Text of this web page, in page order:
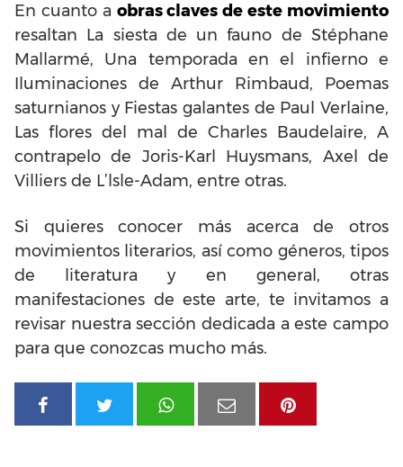
En cuanto a obras claves de este movimiento
resaltan La siesta de un fauno de Stéphane
Mallarmé, Una temporada en el infierno e
Iluminaciones de Arthur Rimbaud, Poemas
saturnianos y Fiestas galantes de Paul Verlaine,
Las flores del mal de Charles Baudelaire, A
contrapelo de Joris-Karl Huysmans, Axel de
Villiers de L’lsle-Adam, entre otras.
Si quieres conocer más acerca de otros
movimientos literarios, así como géneros, tipos
de literatura y en general, otras
manifestaciones de este arte, te invitamos a
revisar nuestra sección dedicada a este campo
para que conozcas mucho más.